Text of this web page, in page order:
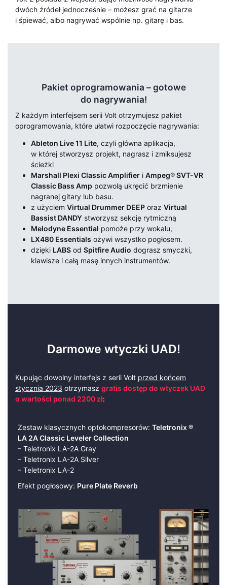
dwóch źródeł jednocześnie – możesz grać na gitarze
i śpiewać, albo nagrywać wspólnie np. gitarę i bas.
Pakiet oprogramowania – gotowe
do nagrywania!
Z każdym interfejsem serii Volt otrzymujesz pakiet
oprogramowania, które ułatwi rozpoczęcie nagrywania:
Ableton Live 11 Lite, czyli główna aplikacja,
w której stworzysz projekt, nagrasz i zmiksujesz
ścieżki
Marshall Plexi Classic Amplifieri Ampeg® SVT-VR
Classic Bass Amp pozwolą ukręcić brzmienie
nagranej gitary lub basu.
z użyciem Virtual Drummer DEEPoraz Virtual
Bassist DANDYstworzysz sekcję rytmiczną
Melodyne Essential pomoże przy wokalu,
LX480 Essentials ożywi wszystko pogłosem.
dzięki LABSod Spitfire Audio dograsz smyczki,
klawisze i całą masę innych instrumentów.
Darmowe wtyczki UAD!
Kupując dowolny interfejs z serii Volt przed końcem
stycznia 2023 otrzymasz gratis dostęp do wtyczek UAD
o wartości ponad 2200 zł:
Zestaw klasycznych optokompresorów: Teletronix ®
LA 2A Classic Leveler Collection
– Teletronix LA-2A Gray
– Teletronix LA-2A Silver
– Teletronix LA-2
Efekt pogłosowy: Pure Plate Reverb